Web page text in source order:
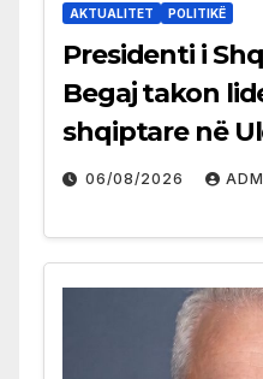
AKTUALITET POLITIKË
Presidenti i
Begaj takon
shqiptare në
06/08/2026